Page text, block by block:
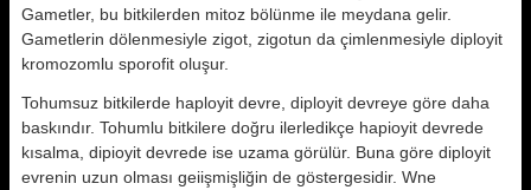
Gametler, bu bitkilerden mitoz bölünme ile meydana gelir.
Gametlerin dölenmesiyle zigot, zigotun da çimlenmesiyle diployit
kromozomlu sporofit oluşur.
Tohumsuz bitkilerde haployit devre, diployit devreye göre daha
baskındır. Tohumlu bitkilere doğru ilerledikçe hapioyit devrede
kısalma, dipioyit devrede ise uzama görülür. Buna göre diployit
evrenin uzun olması geiişmişliğin de göstergesidir. Wne